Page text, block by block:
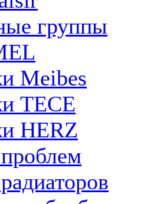
группы
Meibes
ТЕСЕ
HERZ